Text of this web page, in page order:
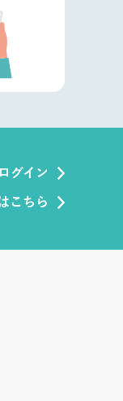
グイン
こちら